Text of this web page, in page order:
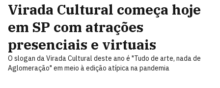
Virada Cultural começa hoje
em SP com atrações
presenciais e virtuais
O slogan da Virada Cultural deste ano é "Tudo de arte, nada de
Aglomeração" em meio à edição atípica na pandemia